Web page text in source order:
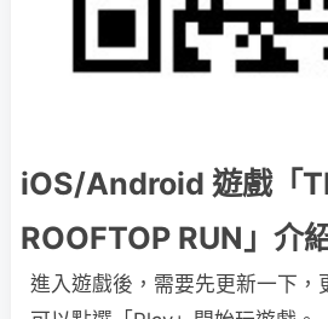
iOS/Android 遊戲「
ROOFTOP RUN」介
進入遊戲後，需要先更新一下，